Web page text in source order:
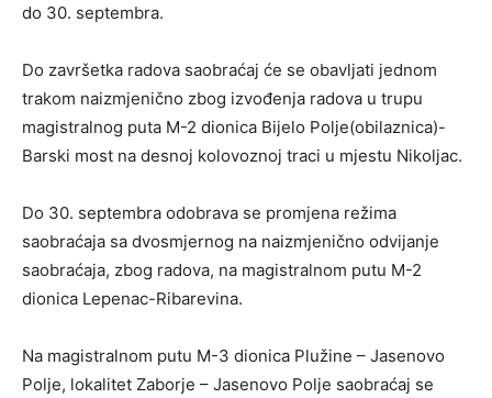
do 30. septembra.
Do završetka radova saobraćaj će se obavljati jednom
trakom naizmjenično zbog izvođenja radova u trupu
magistralnog puta M-2 dionica Bijelo Polje(obilaznica)-
Barski most na desnoj kolovoznoj traci u mjestu Nikoljac.
Do 30. septembra odobrava se promjena režima
saobraćaja sa dvosmjernog na naizmjenično odvijanje
saobraćaja, zbog radova, na magistralnom putu M-2
dionica Lepenac-Ribarevina.
Na magistralnom putu M-3 dionica Plužine – Jasenovo
Polje, lokalitet Zaborje – Jasenovo Polje saobraćaj se